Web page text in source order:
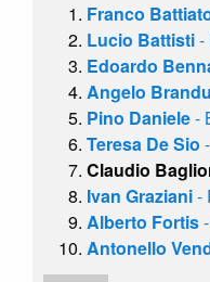
Franco
Lucio Battisti-
Edoardo
Angelo
Pino Daniele-
Teresa De Sio
Claudio
Ivan Graziani-
Alberto Fortis
Antonello